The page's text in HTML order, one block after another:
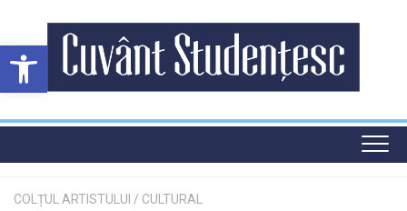
Deschide bara de unelte
content
COLȚUL ARTISTULUI / CULTURAL